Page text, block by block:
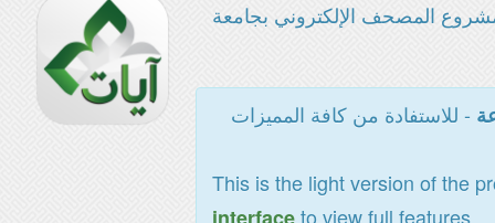
المصحف الإلكتروني بجامعة
- للاستفادة من كافة المميزات
This is the light version of the
to view full features